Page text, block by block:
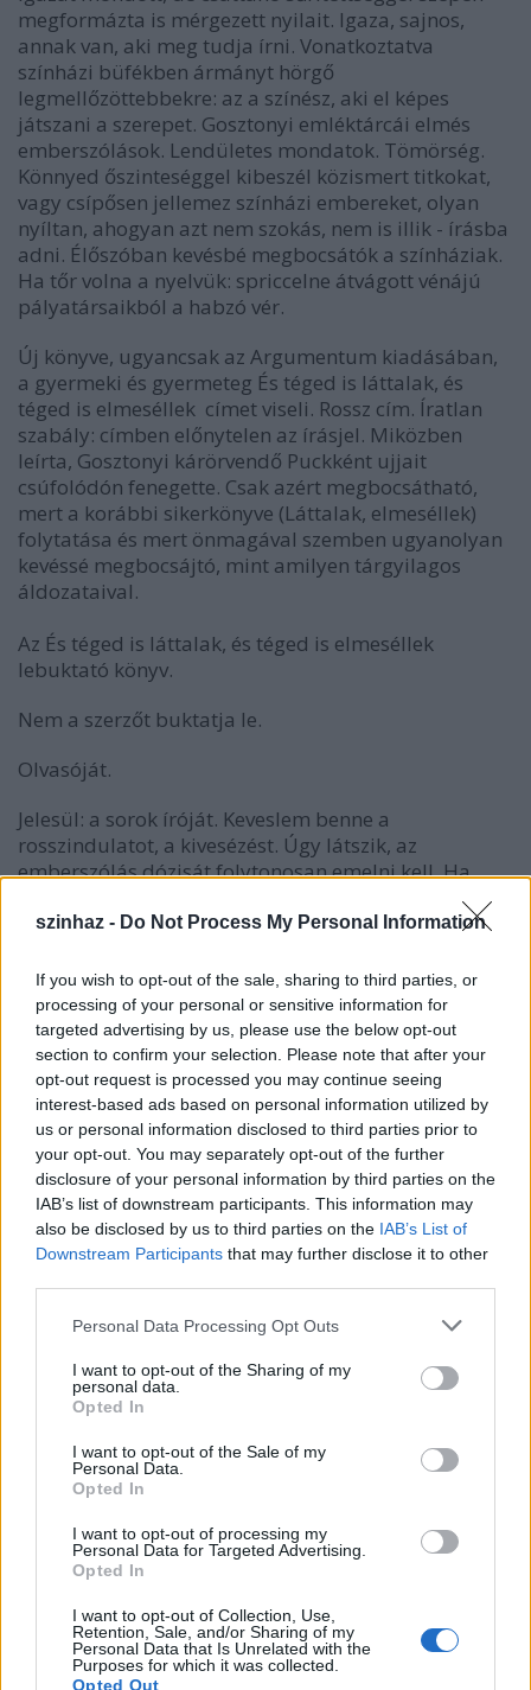
szinhaz - Do Not Process My Personal Information
If you wish to opt-out of the sale, sharing to third parties, or
processing of your personal or sensitive information for
targeted advertising by us, please use the below opt-out
section to confirm your selection. Please note that after your
opt-out request is processed you may continue seeing
interest-based ads based on personal information utilized by
us or personal information disclosed to third parties prior to
your opt-out. You may separately opt-out of the further
disclosure of your personal information by third parties on the
IAB’s list of downstream participants. This information may
also be disclosed by us to third parties on the IAB’s List of
Downstream Participants that may further disclose it to other
Please note that this website/app uses one or more Google
not limited to your visit or usage behaviour. You may click to
grant or deny consent to Google and its third-party tags to
use your data for below specified purposes in below Google
consent section.
Personal Data Processing Opt Outs
I want to opt-out of the Sharing of my
personal data.
Opted In
I want to opt-out of the Sale of my
Personal Data.
Opted In
I want to opt-out of processing my
Personal Data for Targeted Advertising.
Opted In
I want to opt-out of Collection, Use,
Retention, Sale, and/or Sharing of my
Personal Data that Is Unrelated with the
Purposes for which it was collected.
Opted Out
megformázta is mérgezett nyilait. Igaza, sajnos,
annak van, aki meg tudja írni. Vonatkoztatva
színházi büfékben ármányt hörgő
legmellőzöttebbekre: az a színész, aki el képes
játszani a szerepet. Gosztonyi emléktárcái elmés
emberszólások. Lendületes mondatok. Tömörség.
Könnyed őszinteséggel kibeszél közismert titkokat,
vagy csípősen jellemez színházi embereket, olyan
nyíltan, ahogyan azt nem szokás, nem is illik - írásba
adni. Élőszóban kevésbé megbocsátók a színháziak.
Ha tőr volna a nyelvük: spriccelne átvágott vénájú
pályatársaikból a habzó vér.
Új könyve, ugyancsak az Argumentum kiadásában,
a gyermeki és gyermeteg És téged is láttalak, és
téged is elmeséllek címet viseli. Rossz cím. Íratlan
szabály: címben előnytelen az írásjel. Miközben
leírta, Gosztonyi kárörvendő Puckként ujjait
csúfolódón fenegette. Csak azért megbocsátható,
mert a korábbi sikerkönyve (Láttalak, elmeséllek)
folytatása és mert önmagával szemben ugyanolyan
kevéssé megbocsájtó, mint amilyen tárgyilagos
áldozataival.
Az És téged is láttalak, és téged is elmeséllek
lebuktató könyv.
Nem a szerzőt buktatja le.
Olvasóját.
Jelesül: a sorok íróját. Keveslem benne a
rosszindulatot, a kivesézést. Úgy látszik, az
emberszólás dózisát folytonosan emelni kell. Ha
egyazon szinten tartjuk, hatástalanabbnak érződik.
Tehát mind vastagabb gorombaságokat akar az
Gosztonyi második kötete több politikusról is beszél
színházi emberek helyett, és a politikusok engem
lényegesen kevésbé érdekelnek a színháziaknál.
Nemcsak azért, mert kevésbé lényegesek és
érdekesek, hiszen átmenetiségükkel körömfeketényit
foglalnak jelentik csak a korból. Míg a színész -
tudjuk Shakespearetől is - "a kor foglalatjai".
Úgy adódott, hogy Gosztonyi tekintete beleakadt
politikai színészekbe, közéleti szavalókba,
parlamenti előadó-művésznőkbe. Tollára tűzte őket
leleplezi hamisságaikat, sikerületlen
műmosolyaikat, kenetességük, forgatható
köpönyegüket. Időközben a barlangjába
visszavonuló művész kilépett a nyilvánosságra: a
Tisztelet Társasága elnöke lett. E minőségében
például a Magyar Demokrata Fórum kampánynyitó
gyűlésének első beszédét tartotta. Tapasztalataival,
nyilvánosság elé állt.
tőle. Visszaadta színdarabját, vagy visszakapta tőle
színdarabját. Szűk tyúkketrecben totyogunk-
tipegünk. Minduntalan egymásba ütközünk.